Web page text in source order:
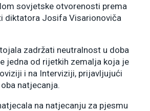
sovjetske otvorenosti prema
diktatora Josifa Visarionoviča
zadržati neutralnost u doba
jedna od rijetkih zemalja koja je
i na Interviziji, prijavljujući
natjecanja.
na natjecanju za pjesmu